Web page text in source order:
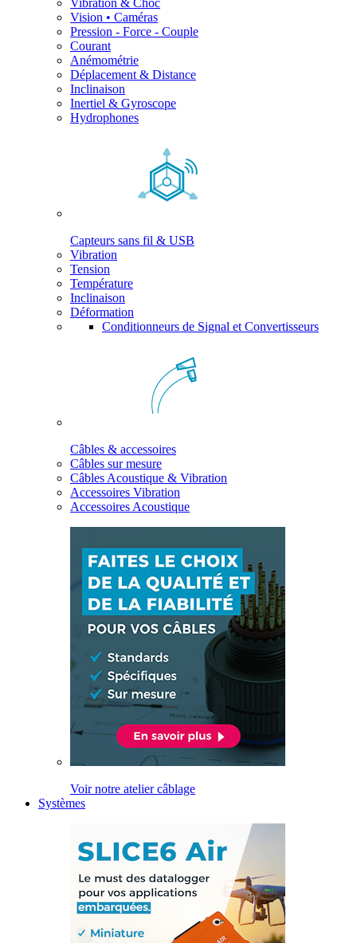
Vibration & Choc
Vision • Caméras
Pression - Force - Couple
Courant
Anémométrie
Déplacement & Distance
Inclinaison
Inertiel & Gyroscope
Hydrophones
Capteurs sans fil & USB
Vibration
Tension
Température
Inclinaison
Déformation
Conditionneurs de Signal et Convertisseurs
Câbles & accessoires
Câbles sur mesure
Câbles Acoustique & Vibration
Accessoires Vibration
Accessoires Acoustique
Voir notre atelier câblage
Systèmes